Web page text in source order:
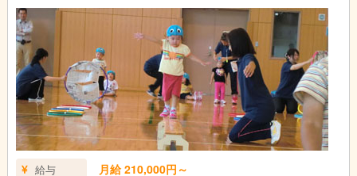
給与 月給 210,000円～